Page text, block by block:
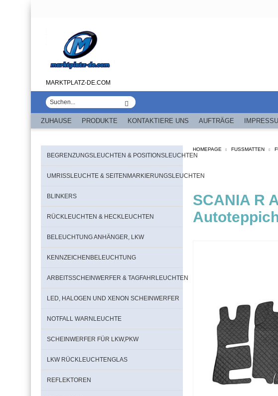
MARKTPLATZ-DE.COM
ZUHAUSE PRODUKTE KONTAKTIERE UNS AUFTRÄGE
BEGRENZUNGSLEUCHTEN & POSITIONSLEUCHTEN
UMRISSLEUCHTE & SEITENMARKIERUNGSLEUCHTEN
BLINKERS
RÜCKLEUCHTEN & HECKLEUCHTEN
BELEUCHTUNG ANHÄNGER, LKW
KENNZEICHENBELEUCHTUNG
ARBEITSSCHEINWERFER & TAGFAHRLEUCHTEN
LED, HALOGEN UND XENON SCHEINWERFER
NOTFALL WARNLEUCHTE
SCHEINWERFER FÜR LKW,PKW
LKW RÜCKLEUCHTENGLAS
REFLEKTOREN
HOMEPAGE FUSSMATTEN
SCANIA R